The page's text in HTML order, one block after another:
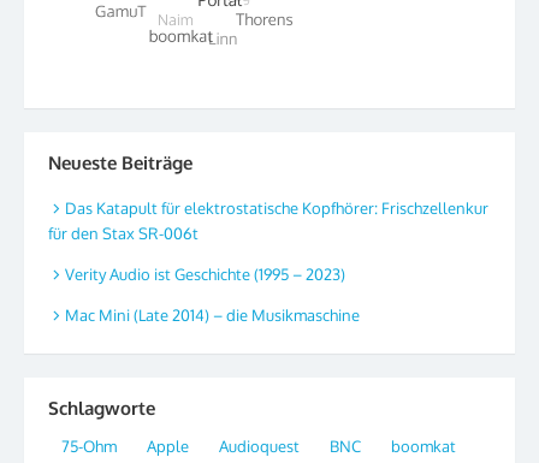
Neueste Beiträge
Das Katapult für elektrostatische Kopfhörer: Frischzellenkur
für den Stax SR-006t
Verity Audio ist Geschichte (1995 – 2023)
Mac Mini (Late 2014) – die Musikmaschine
Schlagworte
75-Ohm Apple Audioquest BNC boomkat